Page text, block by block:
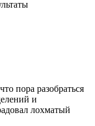
пора разобраться
и
лохматый